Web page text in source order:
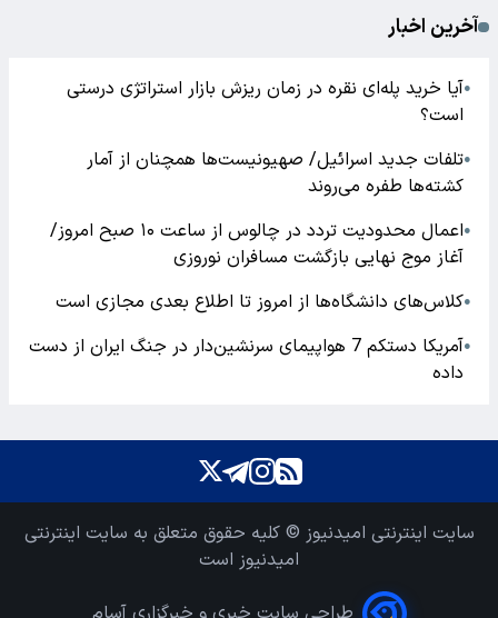
آخرین اخبار
●آیا خرید پله‌ای نقره در زمان ریزش بازار استراتژی درستی
است؟
●تلفات جدید اسرائیل/ صهیونیست‌ها همچنان از آمار
کشته‌ها طفره می‌روند
●
اعمال محدودیت تردد در چالوس از ساعت ۱۰ صبح امروز/
آغاز موج نهایی بازگشت مسافران نوروزی
●کلاس‌های دانشگاه‌ها از امروز تا اطلاع بعدی مجازی است
●
آمریکا دستکم 7 هواپیمای سرنشین‌دار در جنگ ایران از دست
داده
سایت اینترنتی امیدنیوز © کلیه حقوق متعلق به سایت اینترنتی
امیدنیوز است